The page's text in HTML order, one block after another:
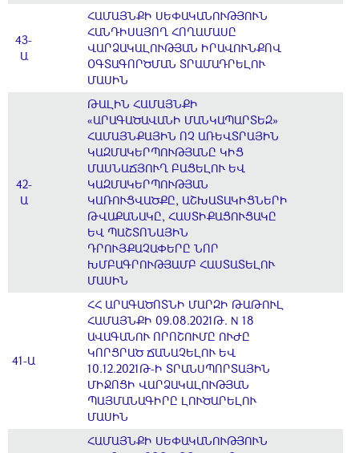
43-
Ա
ՀԱՄԱՅՆՔԻ ՍԵՓԱԿԱՆՈՒԹՅՈՒՆ
ՀԱՆԴԻՍԱՅՈՂ ՀՈՂԱՄԱՍԸ
ՎԱՐՁԱԿԱԼՈՒԹՅԱՆ ԻՐԱՎՈՒՆՔՈՎ
ՕԳՏԱԳՈՐԾՄԱՆ ՏՐԱՄԱԴՐԵԼՈՒ
ՄԱՍԻՆ
42-
Ա
ԹԱԼԻՆ ՀԱՄԱՅՆՔԻ
«ԱՐԱԳԱԾԱՎԱՆԻ ՄԱՆԿԱՊԱՐՏԵԶ»
ՀԱՄԱՅՆՔԱՅԻՆ ՈՉ ԱՌԵՎՏՐԱՅԻՆ
ԿԱԶՄԱԿԵՐՊՈՒԹՅԱՆԸ ԿԻՑ
ՄԱՍՆԱՃՅՈՒՂ ԲԱՑԵԼՈՒ ԵՎ
ԿԱԶՄԱԿԵՐՊՈՒԹՅԱՆ
ԿԱՌՈՒՑՎԱԾՔԸ, ԱՇԽԱՏԱԿԻՑՆԵՐԻ
ԹՎԱՔԱՆԱԿԸ, ՀԱՍՏԻՔԱՑՈՒՑԱԿԸ
ԵՎ ՊԱՇՏՈՆԱՅԻՆ
ԴՐՈՒՅՔԱՉԱՓԵՐԸ ՆՈՐ
ԽՄԲԱԳՐՈՒԹՅԱՄԲ ՀԱՍՏԱՏԵԼՈՒ
ՄԱՍԻՆ
41-Ա
ՀՀ ԱՐԱԳԱԾՈՏՆԻ ՄԱՐԶԻ ԹԱԹՈՒԼ
ՀԱՄԱՅՆՔԻ 09.08.2021Թ. N 18
ԱՎԱԳԱՆՈՒ ՈՐՈՇՈՒՄԸ ՈՒԺԸ
ԿՈՐՑՐԱԾ ՃԱՆԱՉԵԼՈՒ ԵՎ
10.12.2021Թ-Ի ՏՐԱՆՍՊՈՐՏԱՅԻՆ
ՄԻՋՈՑԻ ՎԱՐՁԱԿԱԼՈՒԹՅԱՆ
ՊԱՅՄԱՆԱԳԻՐԸ ԼՈՒԾԱՐԵԼՈՒ
ՄԱՍԻՆ
ՀԱՄԱՅՆՔԻ ՍԵՓԱԿԱՆՈՒԹՅՈՒՆ